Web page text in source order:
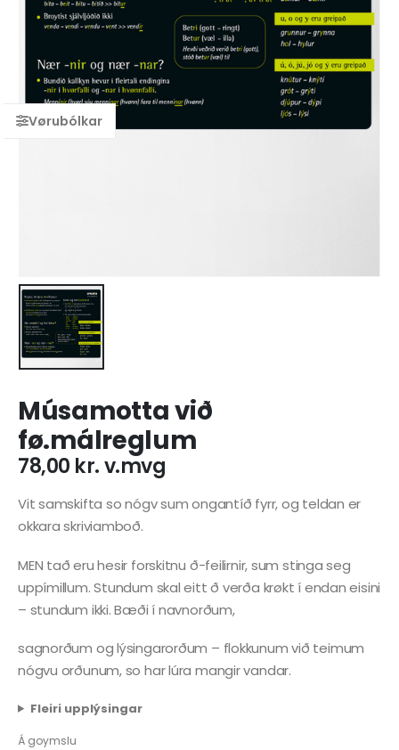
Músamotta við
fø.málreglum
78,00 kr.v.mvg
Vit samskifta so nógv sum ongantíð fyrr, og teldan er
okkara skriviamboð.
MEN tað eru hesir forskitnu ð-feilirnir, sum stinga seg
uppímillum. Stundum skal eitt ð verða krøkt í endan eisini
– stundum ikki. Bæði í navnorðum,
sagnorðum og lýsingarorðum – flokkunum við teimum
nógvu orðunum, so har lúra mangir vandar.
Fleiri upplýsingar
Á goymslu